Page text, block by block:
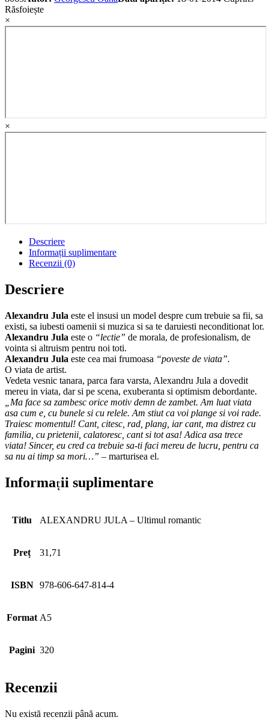
Răsfoiește
×
×
Descriere
Informații suplimentare
Recenzii (0)
Descriere
Alexandru Jula este el insusi un model despre cum trebuie sa fii, sa
existi, sa iubesti oamenii si muzica si sa te daruiesti neconditionat lor.
Alexandru Jula este o “lectie” de morala, de profesionalism, de
vointa si altruism pentru noi toti.
Alexandru Jula este cea mai frumoasa “poveste de viata”.
O viata de artist.
Vedeta vesnic tanara, parca fara varsta, Alexandru Jula a dovedit
mereu in viata, dar si pe scena, exuberanta si optimism debordante.
„Ma face sa zambesc orice motiv demn de zambet. Am luat viata
asa cum e, cu bunele si cu relele. Am stiut ca voi plange si voi rade.
Traiesc momentul! Cant, citesc, rad, plang, iar cant, ma distrez cu
familia, cu prietenii, calatoresc, cant si tot asa! Adica asa trece
viata! Sincer, eu cred ca trebuie sa-ti faci mereu de lucru, pentru ca
sa nu ai timp sa mori…” – marturisea el.
Informații suplimentare
Titlu ALEXANDRU JULA – Ultimul romantic
Preț 31,71
ISBN 978-606-647-814-4
Format A5
Pagini 320
Recenzii
Nu există recenzii până acum.